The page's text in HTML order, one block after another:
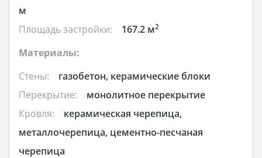
м
Площадь застройки:
167.2 м2
Материалы:
Стены:
газобетон, керамические блоки
Перекрытие:
монолитное перекрытие
Кровля:
керамическая черепица,
металлочерепица, цементно-песчаная
черепица